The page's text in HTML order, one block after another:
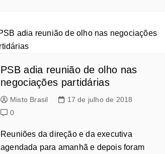
PSB adia reunião de olho nas
negociações partidárias
Misto Brasil
17 de julho de 2018
0
Reuniões da direção e da executiva
agendada para amanhã e depois foram